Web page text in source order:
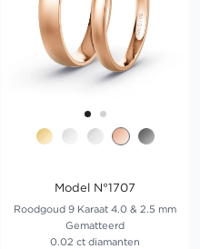
Model N°1707
Roodgoud 9 Karaat 4.0 & 2.5 mm
Gematteerd
0.02 ct diamanten